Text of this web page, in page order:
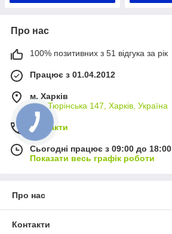
Про нас
100% позитивних з 51 відгука за рік
Працює з 01.04.2012
м. Харків
вул. Тюрінська 147, Харків, Україна
Контакти
Сьогодні працює з 09:00 до 18:00
Показати весь графік роботи
Про нас
Контакти